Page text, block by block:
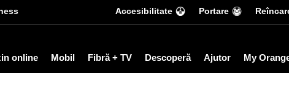
Accesibilitate Portare
online Mobil Fibră + TV Descoperă Ajutor My